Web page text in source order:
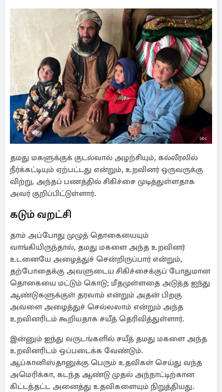
தமது மகளுக்குக் குடல்வால் அழற்சியும், கல்லீரலில்
நீர்க்கட்டியும் ஏற்பட்டது என்றும், உறவினர் ஒருவருக்கு
விற்று, அந்தப் பணத்தில் சிகிச்சை முடித்துள்ளதாக
அவர் குறிப்பிட்டுள்ளார்.
கடும் வறட்சி
தாம் அப்போது முழுத் தொகையையும்
வாங்கியிருந்தால், தமது மகளை அந்த உறவினர்
உடனையே அழைத்துச் சென்றிருப்பார் என்றும்,
தற்போதைக்கு அவளுடைய சிகிச்சைக்குப் போதுமான
தொகையை மட்டும் கொடு; மீதமுள்ளதை அடுத்த ஐந்து
ஆண்டுகளுக்குள் தரலாம் என்றும் அதன் பிறகு
அவளை அழைத்துச் செல்லலாம் என்றும் அந்த
உறவினரிடம் கூறியதாக சயீத் தெரிவித்துள்ளார்.
இன்னும் ஐந்து வருடங்களில் சயீத் தமது மகளை அந்த
உறவினரிடம் ஒப்படைக்க வேண்டும்.
ஆப்கானிஸ்தானுக்கு பெரும் உதவிகள் செய்து வந்த
அமெரிக்கா, கடந்த ஆண்டு முதல் அந்நாட்டிற்கான
கிட்டத்தட்ட அனைத்து உதவிகளையும் நிறுத்தியது.